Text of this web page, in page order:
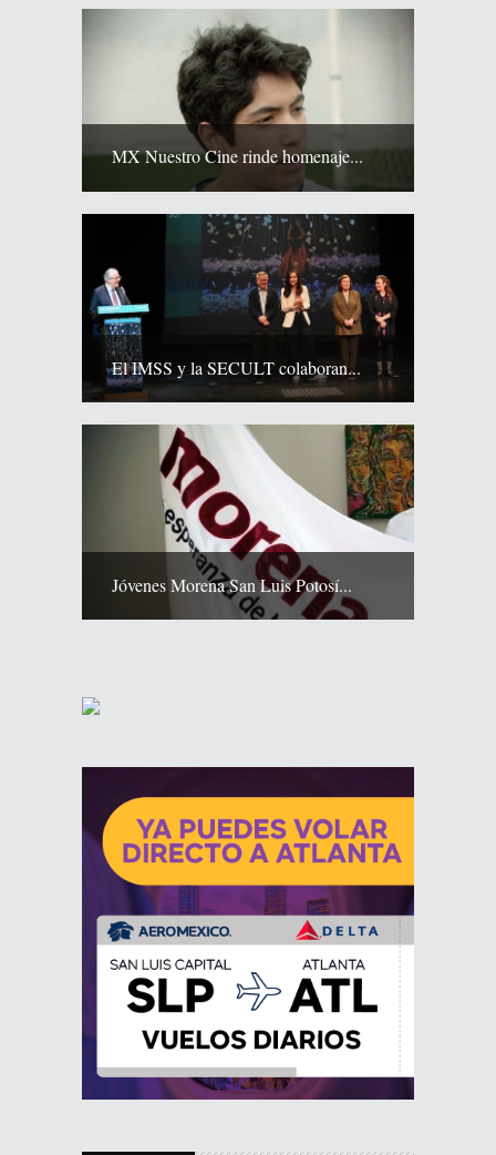
MX Nuestro Cine rinde homenaje...
El IMSS y la SECULT colaboran...
Jóvenes Morena San Luis Potosí...